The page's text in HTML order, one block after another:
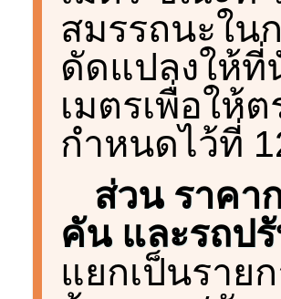
สมรรถนะใน
ดัดแปลงให้ที่
เมตรเพื่อให้
กำหนดไว้ที่
ส่วน ราคา
คัน และรถป
แยกเป็นราย